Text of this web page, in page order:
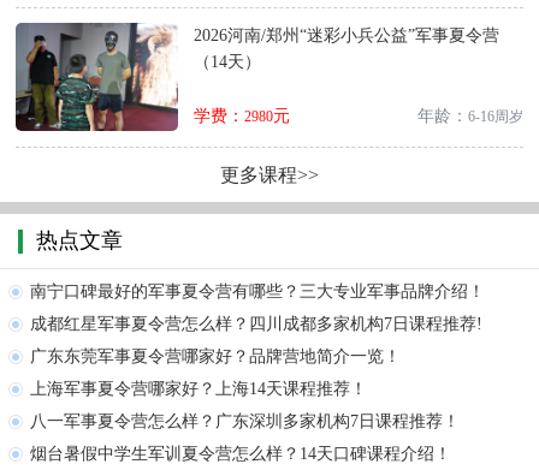
2026河南/郑州“迷彩小兵公益”军事夏令营
（14天）
学费： 2980元 年龄： 6-16周岁
更多课程>>
热点文章
南宁口碑最好的军事夏令营有哪些？三大专业军事品牌介绍！
成都红星军事夏令营怎么样？四川成都多家机构7日课程推荐!
广东东莞军事夏令营哪家好？品牌营地简介一览！
上海军事夏令营哪家好？上海14天课程推荐！
八一军事夏令营怎么样？广东深圳多家机构7日课程推荐！
烟台暑假中学生军训夏令营怎么样？14天口碑课程介绍！